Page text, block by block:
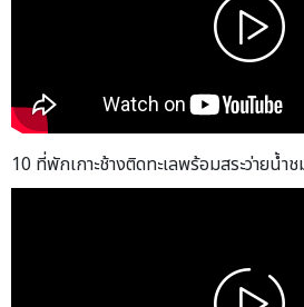
10 ที่พักเกาะช้างติดทะเลพร้อมสระว่ายน้ำ